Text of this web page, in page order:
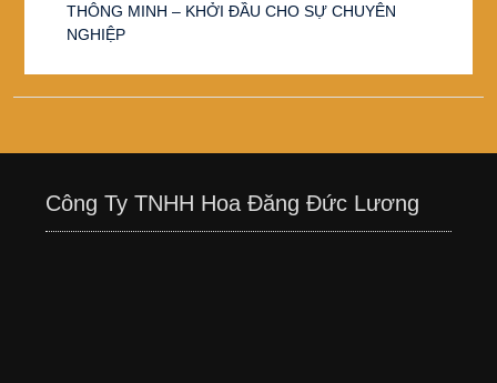
THÔNG MINH – KHỞI ĐẦU CHO SỰ CHUYÊN
NGHIỆP
Công Ty TNHH Hoa Đăng Đức Lương